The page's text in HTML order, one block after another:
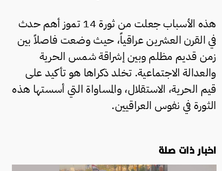
هذه الأسباب جعلت من ثورة 14 تموز أهم حدث
في القرن العشرين عراقياً، حيث وضعت فاصلاً بين
زمن قديم مظلم وبين إشراقة شمس الحرية
والعدالة الاجتماعية. تخلد ذكراها هو تأكيد على
قيم الحرية، الاستقلال، والمساواة التي أسستها هذه
الثورة في نفوس العراقيين.
اخبار ذات صلة